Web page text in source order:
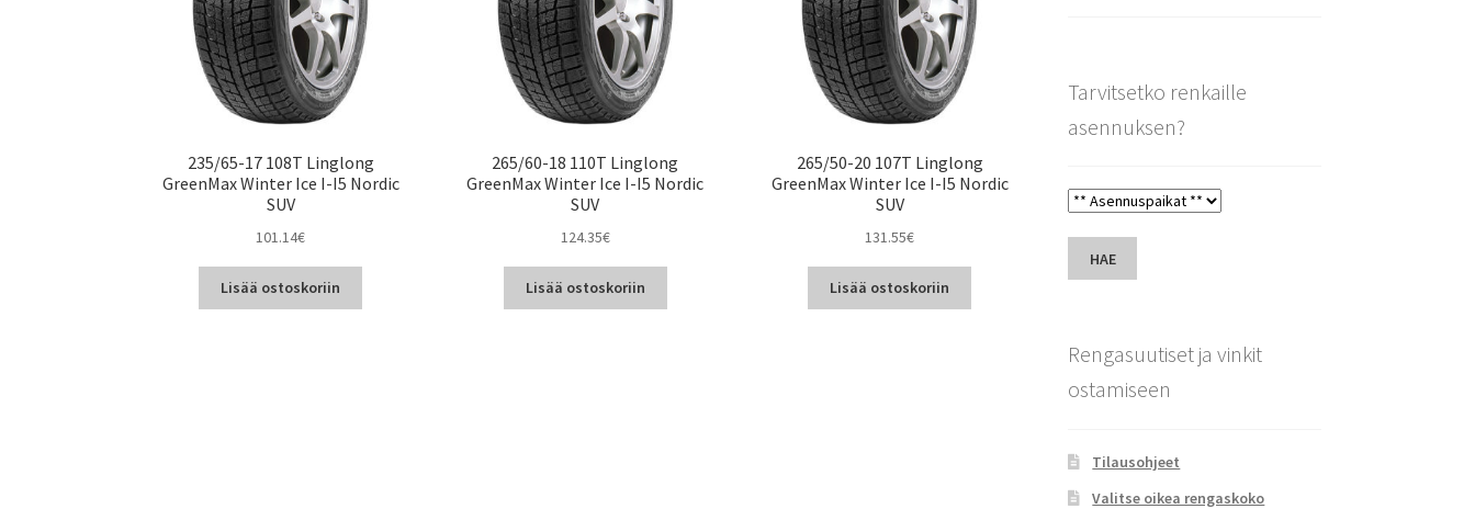
235/65-17 108T Linglong
GreenMax Winter Ice I-I5 Nordic
SUV
101.14€
Lisää ostoskoriin
265/60-18 110T Linglong
GreenMax Winter Ice I-I5 Nordic
SUV
124.35€
Lisää ostoskoriin
265/50-20 107T Linglong
GreenMax Winter Ice I-I5 Nordic
SUV
131.55€
Lisää ostoskoriin
Tarvitsetko renkaille
asennuksen?
HAE
Rengasuutiset ja vinkit
ostamiseen
Tilausohjeet
Valitse oikea rengaskoko